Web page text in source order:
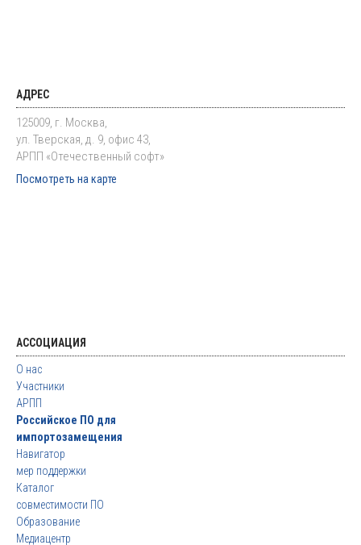
АДРЕС
125009, г. Москва,
ул. Тверская, д. 9, офис 43,
АРПП «Отечественный софт»
Посмотреть на карте
АССОЦИАЦИЯ
О нас
Участники
АРПП
Российское ПО для
импортозамещения
Навигатор
мер поддержки
Каталог
совместимости ПО
Образование
Медиацентр